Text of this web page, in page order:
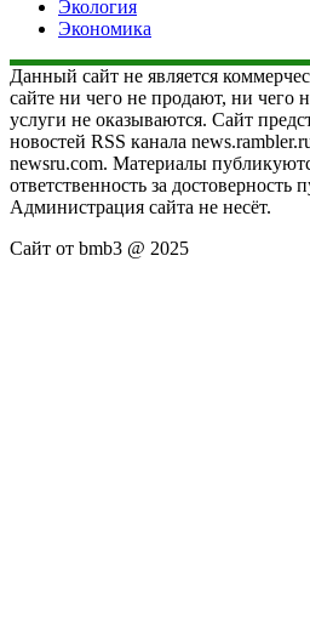
Экология
Экономика
Данный сайт не является
сайте ни чего не продают, ни чего
услуги не оказываются. Сайт
новостей RSS канала
newsru.com. Материалы
ответственность за достоверность
Администрация сайта не несёт.
Сайт от bmb3 @ 2025